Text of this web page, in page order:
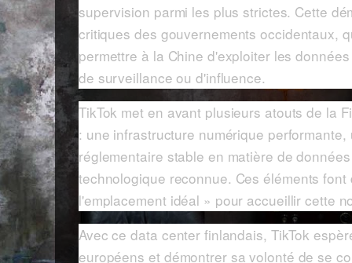
supervision parmi les plus strictes. Cette
critiques des gouvernements occidentaux,
permettre à la Chine d'exploiter les
de surveillance ou d'influence.
TikTok met en avant plusieurs atouts de la
: une infrastructure numérique
réglementaire stable en matière de
technologique reconnue. Ces éléments
l'emplacement idéal » pour accueillir cette
Avec ce data center finlandais, TikTok
européens et démontrer sa volonté de se